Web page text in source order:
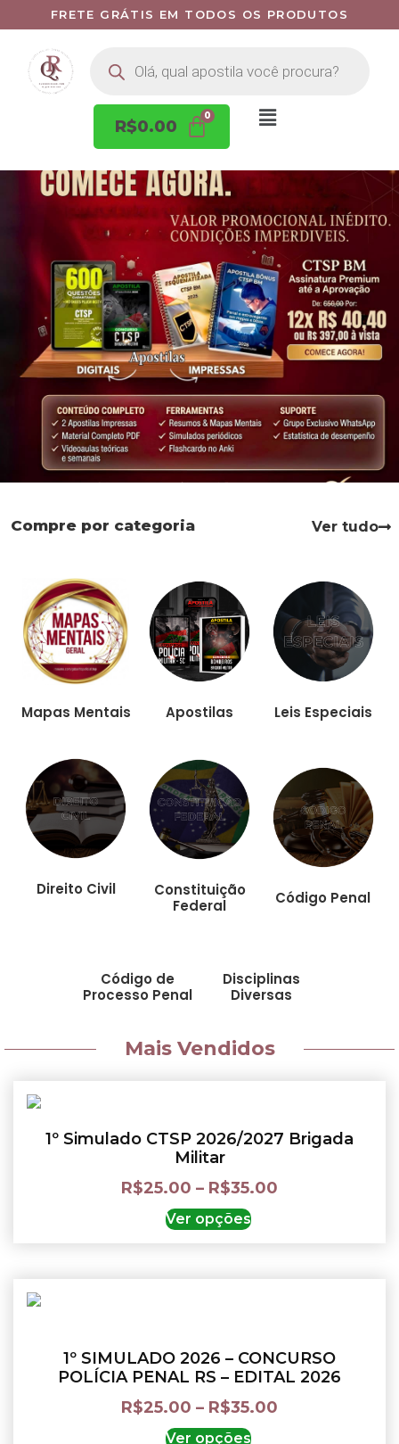
FRETE GRÁTIS EM TODOS OS PRODUTOS
R$0.00
Compre por categoria Ver tudo
Mapas Mentais Apostilas Leis Especiais
Direito Civil
Constituição
Federal
Código Penal
Código de
Processo Penal
Disciplinas
Diversas
Mais Vendidos
1º Simulado CTSP 2026/2027 Brigada
Militar
R$25.00 – R$35.00
Ver opções
1º SIMULADO 2026 – CONCURSO
POLÍCIA PENAL RS – EDITAL 2026
R$25.00 – R$35.00
Ver opções